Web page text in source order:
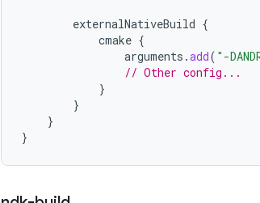
externalNativeBuild {
cmake {
arguments .add( "-
// Other config...
}
}
}
}